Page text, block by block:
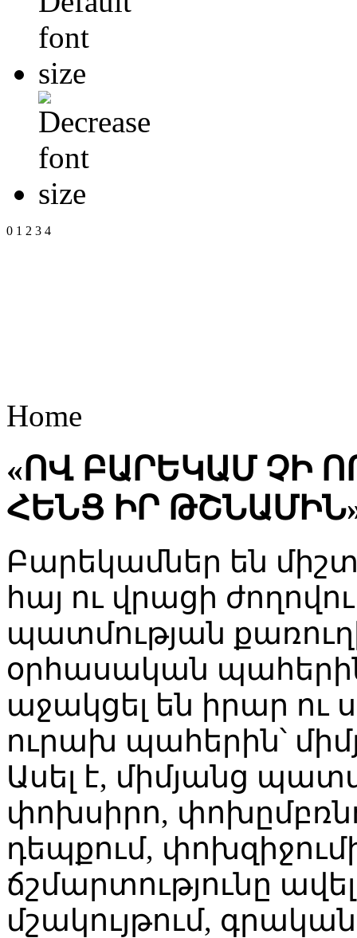
0 1 2 3 4
Home
«ՈՎ ԲԱՐԵԿԱՄ ՉԻ
ՀԵՆՑ ԻՐ
Բարեկամներ են միշտ
հայ ու վրացի
պատմության
օրհասական
աջակցել են իրար ու
ուրախ պահերին՝
Ասել է, միմյանց
փոխսիրո,
դեպքում,
ճշմարտությունը
մշակույթում,